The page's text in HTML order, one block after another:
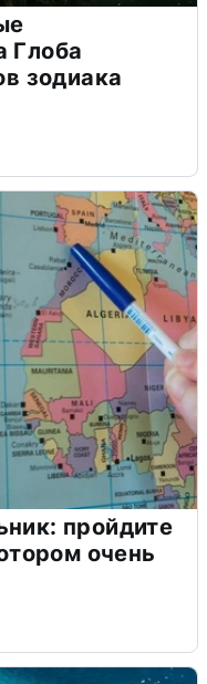
Глоба
зодиака
пройдите
очень